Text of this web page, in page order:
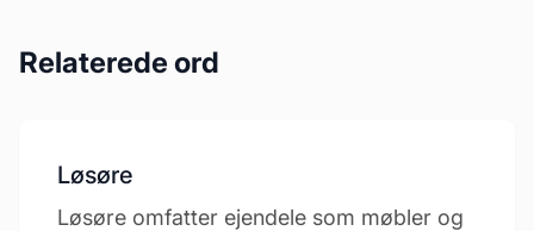
Relaterede ord
Løsøre
Løsøre omfatter ejendele som møbler og